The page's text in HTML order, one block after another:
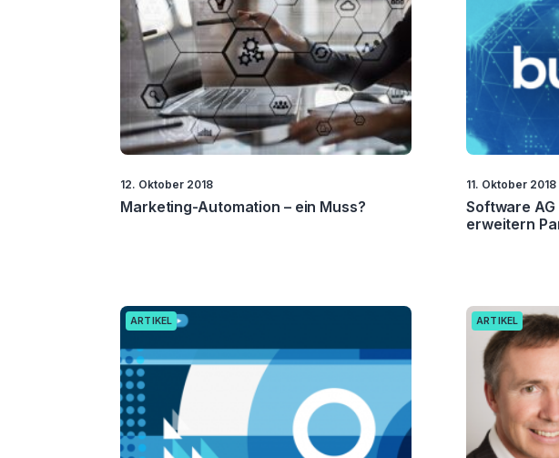
12. Oktober 2018
Marketing-Automation – ein Muss?
11. Oktober 2018
Software
erweitern
ARTIKEL ARTIKEL